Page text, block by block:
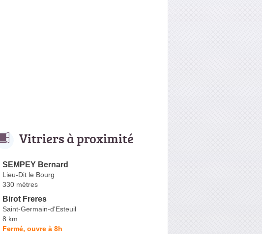
Vitriers à proximité
SEMPEY Bernard
Lieu-Dit le Bourg
330 mètres
Birot Freres
Saint-Germain-d'Esteuil
8 km
Fermé, ouvre à 8h